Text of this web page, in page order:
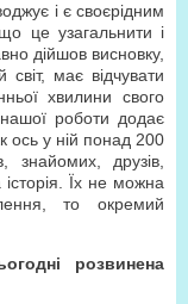
і є своєрідним
це узагальнити і
дійшов висновку,
має відчувати
хвилини свого
нашої роботи додає
ось у ній понад 200
знайомих, друзів,
Їх не можна
то окремий
розвинена